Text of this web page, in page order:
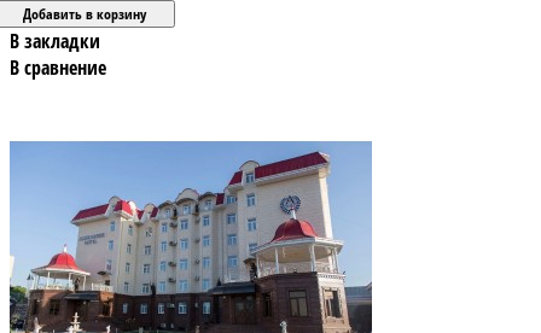
В закладки
В сравнение